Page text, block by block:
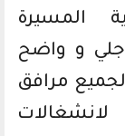
المسيرة
و واضح
مرافق
لانشغالات